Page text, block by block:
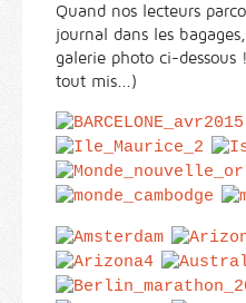
Quand nos lecteurs
journal dans les
galerie photo ci-
tout mis...)